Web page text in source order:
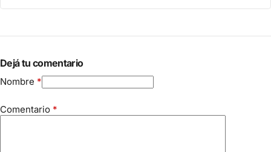
Dejá tu comentario
Nombre *
Comentario *